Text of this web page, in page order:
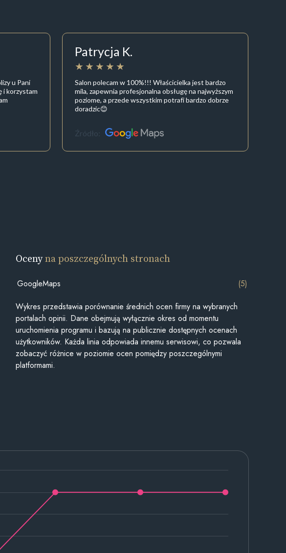
u Pani
i korzystam
Patrycja K.
Salon polecam w 100%!!! Właścicielka jest bardzo
mila, zapewnia profesjonalna obsługę na najwyższym
poziome, a przede wszystkim potrafi bardzo dobrze
doradzic😊
Źródło:
Ocenyna poszczególnych stronach
GoogleMaps (5)
Wykres przedstawia porównanie średnich ocen firmy na wybranych
portalach opinii. Dane obejmują wyłącznie okres od momentu
uruchomienia programu i bazują na publicznie dostępnych ocenach
użytkowników. Każda linia odpowiada innemu serwisowi, co pozwala
zobaczyć różnice w poziomie ocen pomiędzy poszczególnymi
platformami.